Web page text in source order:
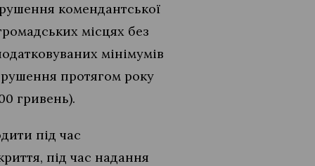
комендантської
місцях без
мінімумів
протягом року
гривень).
під час
під час надання